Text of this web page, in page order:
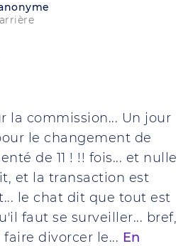
la commission... Un jour
le changement de
de 11 ! !! fois... et nulle
et la transaction est
le chat dit que tout est
faut se surveiller... bref,
divorcer le... En